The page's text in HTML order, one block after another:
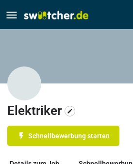
Elektriker
Schnellbewerbung starten